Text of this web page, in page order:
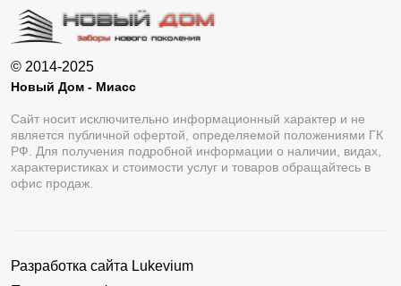
© 2014-2025
Новый Дом - Миасс
Сайт носит исключительно информационный характер и не
является публичной офертой, определяемой положениями ГК
РФ. Для получения подробной информации о наличии, видах,
характеристиках и стоимости услуг и товаров обращайтесь в
офис продаж.
Разработка сайта Lukevium